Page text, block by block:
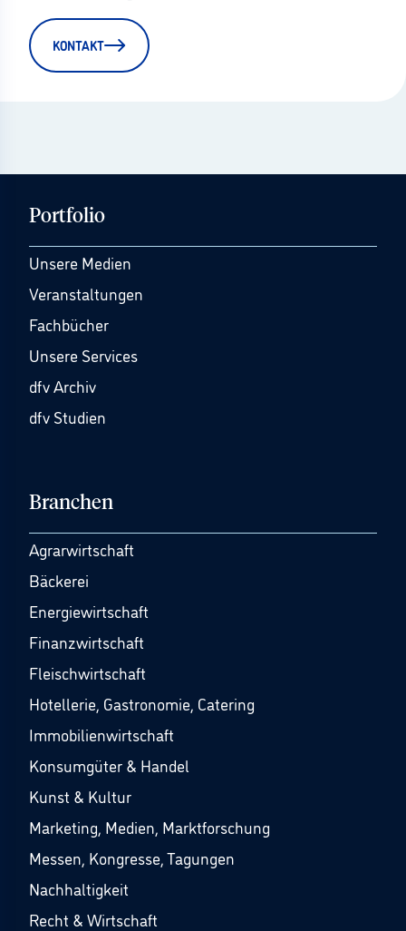
KONTAKT
Portfolio
Unsere Medien
Veranstaltungen
Fachbücher
Unsere Services
dfv Archiv
dfv Studien
Branchen
Agrarwirtschaft
Bäckerei
Energiewirtschaft
Finanzwirtschaft
Fleischwirtschaft
Hotellerie, Gastronomie, Catering
Immobilienwirtschaft
Konsumgüter & Handel
Kunst & Kultur
Marketing, Medien, Marktforschung
Messen, Kongresse, Tagungen
Nachhaltigkeit
Recht & Wirtschaft